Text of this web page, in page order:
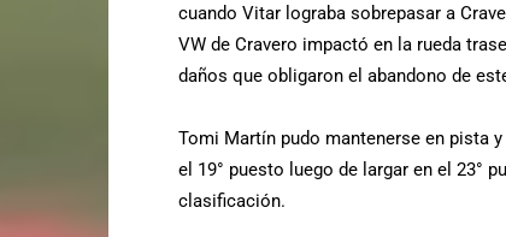
cuando Vitar lograba sobrepasar a
VW de Cravero impactó en la rueda
daños que obligaron el abandono de
Tomi Martín pudo mantenerse en pista
el 19° puesto luego de largar en el 23°
clasificación.